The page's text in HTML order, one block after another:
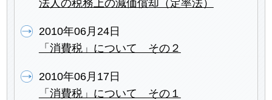
法人の税務上の減価償却（定率法）
2010年06月24日
「消費税」について その２
2010年06月17日
「消費税」について その１